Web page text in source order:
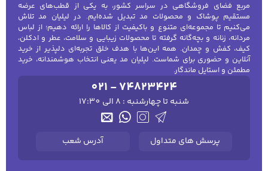
رنگ‌ها و بافت‌های متفاوت، رژ لب جامد برای
استفاده روزانه و آرایش‌های رسمی گزینه‌ای
عالی است.
رژ لب براق : این نوع رژ لب‌ها به لب‌ها حجم
داده و درخششی خاص ایجاد می‌کنند. انتخابی
مناسب برای افرادی که دوست دارند
لب‌هایشان جذاب و براق باشد.
: این نوع رژ لب‌ها به شما ظاهری
می‌خواهند به آرایش خود جلوه‌ای خاص و
متفاوت ببخشند، مناسب هستند.
مربع فضای فروشگاهی در سراسر کشور، به یکی از قطب‌های عرضه
مستقیم پوشاک و محصولات مد تبدیل شده‌ایم. در لیلیان مد تلاش
می‌کنیم تا مجموعه‌ای متنوع و باکیفیت از کالاها را ارائه دهیم؛ از لباس
مردانه، زنانه و بچه‌گانه گرفته تا محصولات زیبایی و سلامت، عطر و ادکلن،
کیف، کفش و چمدان. همه این‌ها با هدف خلق تجربه‌ای دلپذیر از خرید
آنلاین و حضوری برای شماست. لیلیان مد یعنی انتخاب هوشمندانه، خرید
مطمئن و استایل ماندگار.
021 - 74823424
شنبه تا چهارشنبه : 8 الی 17:30
پرسش های متداول آدرس شعب